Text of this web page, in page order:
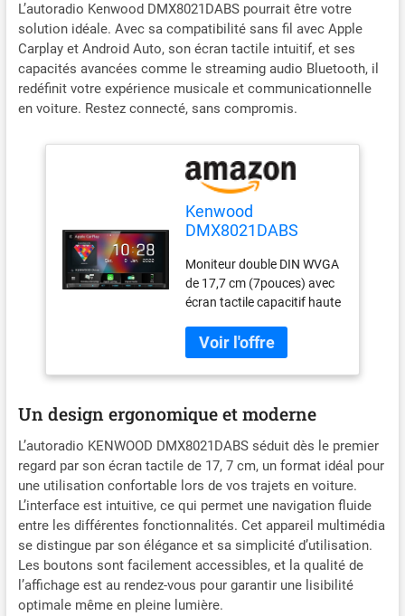
L’autoradio Kenwood DMX8021DABS pourrait être votre
solution idéale. Avec sa compatibilité sans fil avec Apple
Carplay et Android Auto, son écran tactile intuitif, et ses
capacités avancées comme le streaming audio Bluetooth, il
redéfinit votre expérience musicale et communicationnelle
en voiture. Restez connecté, sans compromis.
Kenwood
DMX8021DABS
Multimedia, Wireless
Apple Carplay,
Wireless Android
Auto, Ecran Tactile
17,7 cm, Tuner
FM/AM/Dab+,
Bluetooth Appels
Streaming Audio.
Moniteur double DIN WVGA
de 17,7 cm (7pouces) avec
écran tactile capacitif haute
antireflet; deux câbles USB
arrière amovibles pour les
données audio et vidéo
264, WMV, FLAC, WAV, AAC,
audio Hi-Res (WAV et FLAC.
- Fichiers USB. Jusqu'à 192
kHz/24 bits). Processeur de
son numérique avec
égaliseur graphique 13
bandes, Digital Time
Alignement, et réseau croisé
numérique ; 3 sorties de
préampli (avant, arrière,
Un design ergonomique et moderne
L’autoradio KENWOOD DMX8021DABS séduit dès le premier
regard par son écran tactile de 17, 7 cm, un format idéal pour
une utilisation confortable lors de vos trajets en voiture.
L’interface est intuitive, ce qui permet une navigation fluide
entre les différentes fonctionnalités. Cet appareil multimédia
se distingue par son élégance et sa simplicité d’utilisation.
Les boutons sont facilement accessibles, et la qualité de
l’affichage est au rendez-vous pour garantir une lisibilité
optimale même en pleine lumière.